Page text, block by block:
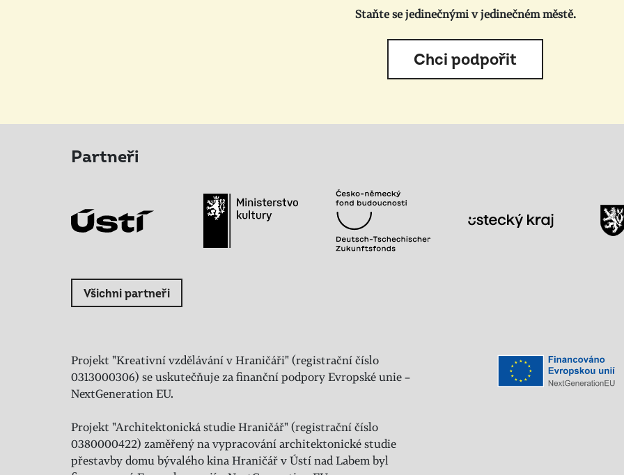
Staňte se jedinečnými v jedinečném městě.
Chci podpořit
Partneři
Všichni partneři
Projekt "Kreativní vzdělávání v Hraničáři" (registrační číslo
0313000306) se uskutečňuje za finanční podpory Evropské unie –
NextGeneration EU.
Projekt "Architektonická studie Hraničář" (registrační číslo
0380000422) zaměřený na vypracování architektonické studie
přestavby domu bývalého kina Hraničář v Ústí nad Labem byl